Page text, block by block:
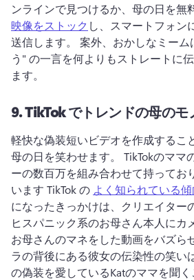
ンラインで見つけるか、母の日を無
映像をストック し、スマートフォン
送信します。 案外、おかしなミーム
う" の一言を何よりもストレートに
ます。
9.TikTok でトレンドの母のモ
軽快な偽装短いビデオを作成するこ
母の日を笑わせます。 TikTokのママ
ーの数百万を組み合わせて持ってお
います TikTok の よく知られている傾
になったきっかけは、クリエイター
ヒスパニック系のお母さん本人にカ
お母さんのマネをした動画をバズら
ラの背後にある彼女の伝染性の笑い
の偽装を愛しているKatのママを聞く